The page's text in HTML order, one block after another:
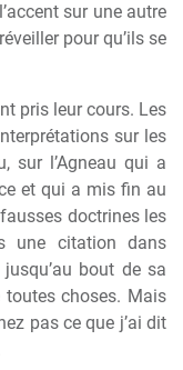
sur une autre
pour qu’ils se
pris leur cours. Les
sur les
sur l’Agneau qui a
et qui a mis fin au
doctrines les
une citation dans
bout de sa
choses. Mais
pas ce que j’ai dit